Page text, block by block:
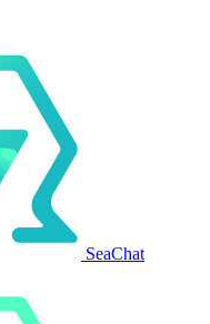
SeaChat